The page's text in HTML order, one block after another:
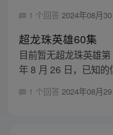
1 个回答 2024年08月
超龙珠英雄60集
目前暂无超龙珠英雄
年 8 月 26 日，已知的
1 个回答 2024年08月